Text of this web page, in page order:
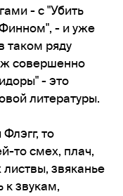
- с "Убить
- и уже
таком ряду
совершенно
- это
литературы.
то
то смех, плач,
звяканье
к звукам,